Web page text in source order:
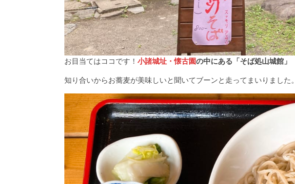
お目当てはココです！ 小諸城址・懐古園の中にある「そば処山城館」
知り合いからお蕎麦が美味しいと聞いてブーンと走ってまいりました。